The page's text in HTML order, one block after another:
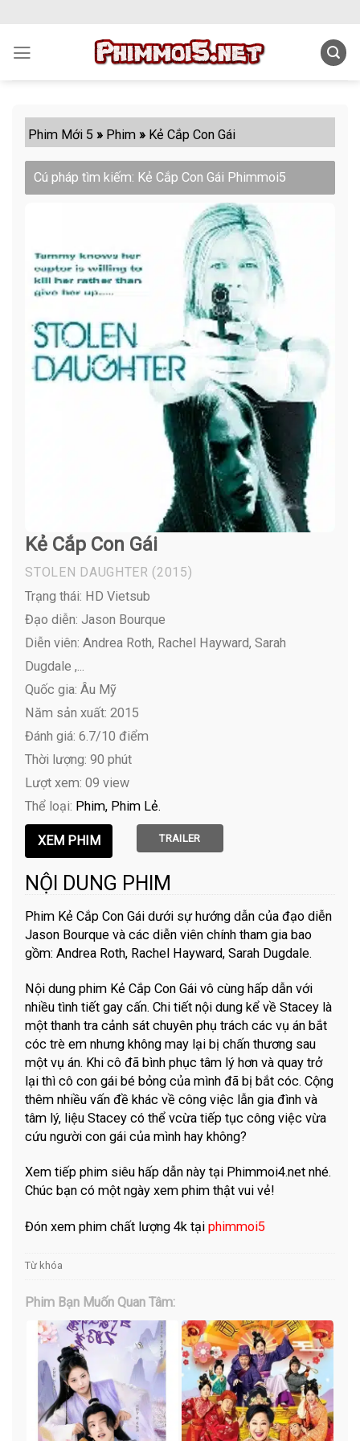
content
Phim Mới 5 » Phim » Kẻ Cắp Con Gái
Cú pháp tìm kiếm: Kẻ Cắp Con Gái Phimmoi5
Kẻ Cắp Con Gái
STOLEN DAUGHTER (2015)
Trạng thái: HD Vietsub
Đạo diễn: Jason Bourque
Diễn viên: Andrea Roth, Rachel Hayward, Sarah
Dugdale ,...
Quốc gia: Âu Mỹ
Năm sản xuất: 2015
Đánh giá: 6.7/10 điểm
Thời lượng: 90 phút
Lượt xem: 09 view
Thể loại: Phim Phim Lẻ
TRAILER
NỘI DUNG PHIM
Phim Kẻ Cắp Con Gái dưới sự hướng dẫn của đạo diễn
Jason Bourque và các diễn viên chính tham gia bao
gồm: Andrea Roth, Rachel Hayward, Sarah Dugdale.
Nội dung phim Kẻ Cắp Con Gái vô cùng hấp dẫn với
nhiều tình tiết gay cấn. Chi tiết nội dung kể về Stacey là
một thanh tra cảnh sát chuyên phụ trách các vụ án bắt
cóc trè em nhưng không may lại bị chấn thương sau
một vụ án. Khi cô đã bình phục tâm lý hơn và quay trở
lại thì cô con gái bé bỏng của mình đã bị bắt cóc. Cộng
thêm nhiều vấn đề khác về công việc lẫn gia đình và
tâm lý, liệu Stacey có thể vcừa tiếp tục công việc vừa
cứu người con gái của mình hay không?
Xem tiếp phim siêu hấp dẫn này tại Phimmoi4.net nhé.
Chúc bạn có một ngày xem phim thật vui vẻ!
Đón xem phim chất lượng 4k tạiphimmoi5
Từ khóa
Phim Bạn Muốn Quan Tâm: